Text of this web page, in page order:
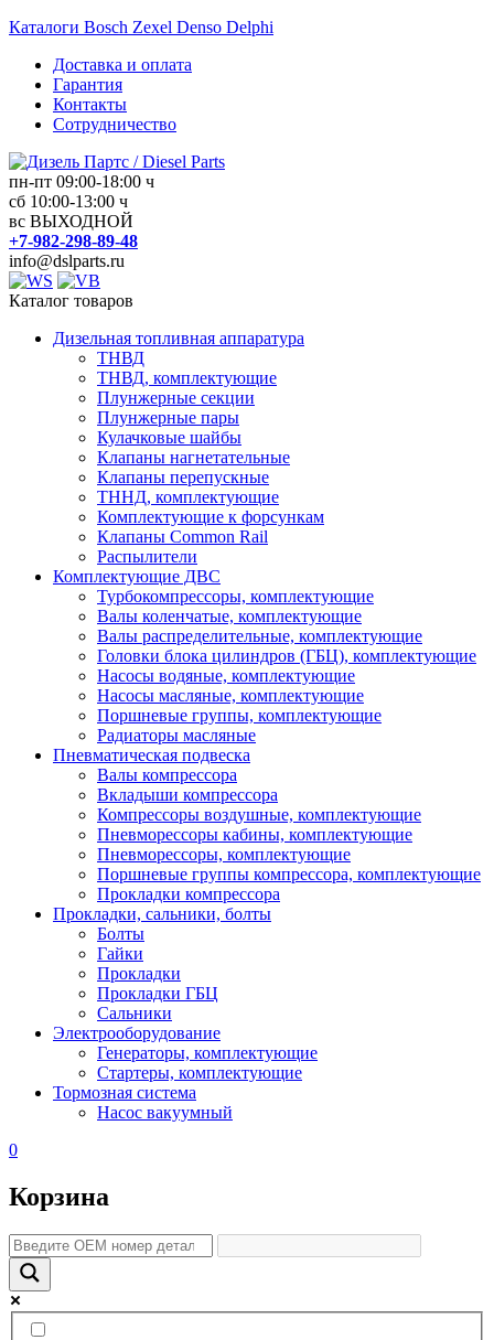
Перейти
содержимому
Каталоги Bosch Zexel Denso Delphi
Доставка и оплата
Гарантия
Контакты
Сотрудничество
Дизель
Партс
/
Diesel
Parts
Дизельная
топливная
аппаратура
пн-пт 09:00-18:00 ч
сб 10:00-13:00 ч
вс ВЫХОДНОЙ
+7-982-298-89-48
info@dslparts.ru
Каталог товаров
Дизельная топливная аппаратура
ТНВД
ТНВД, комплектующие
Плунжерные секции
Плунжерные пары
Кулачковые шайбы
Клапаны нагнетательные
Клапаны перепускные
ТННД, комплектующие
Комплектующие к форсункам
Клапаны Common Rail
Распылители
Комплектующие ДВС
Турбокомпрессоры, комплектующие
Валы коленчатые, комплектующие
Валы распределительные, комплектующие
Головки блока цилиндров (ГБЦ), комплектующие
Насосы водяные, комплектующие
Насосы масляные, комплектующие
Поршневые группы, комплектующие
Радиаторы масляные
Пневматическая подвеска
Валы компрессора
Вкладыши компрессора
Компрессоры воздушные, комплектующие
Пневморессоры кабины, комплектующие
Пневморессоры, комплектующие
Поршневые группы компрессора, комплектующие
Прокладки компрессора
Прокладки, сальники, болты
Болты
Гайки
Прокладки
Прокладки ГБЦ
Сальники
Электрооборудование
Генераторы, комплектующие
Стартеры, комплектующие
Тормозная система
Насос вакуумный
0
Корзина